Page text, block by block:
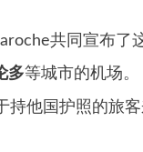
共同宣布了
多等城市的机场。
持他国护照的旅